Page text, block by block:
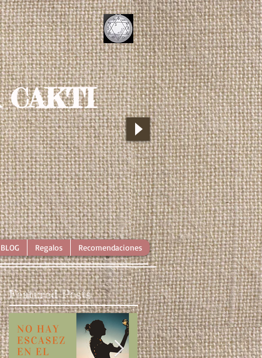
CAKTI
BLOG Regalos Recomendaciones
Featured Posts